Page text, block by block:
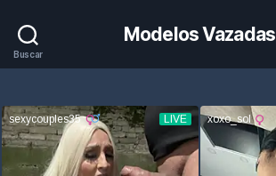
Buscar
Modelos Vazadas